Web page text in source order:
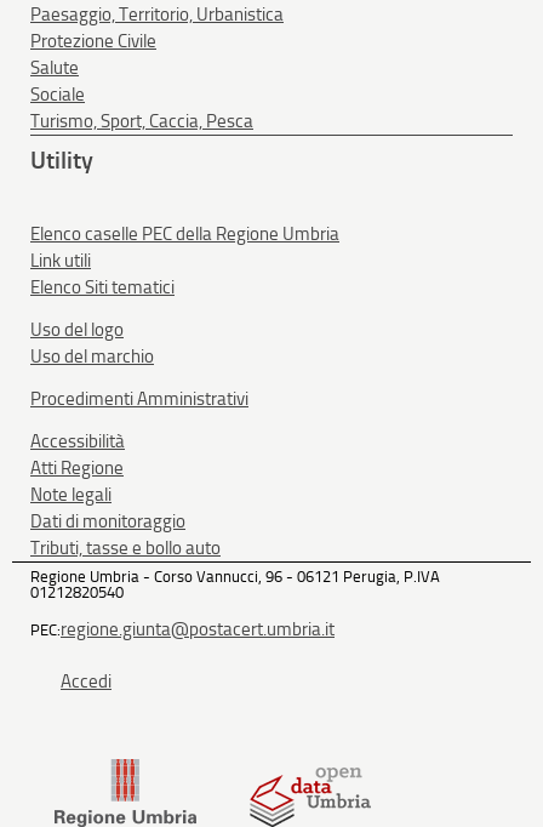
Paesaggio, Territorio, Urbanistica
Protezione Civile
Salute
Sociale
Turismo, Sport, Caccia, Pesca
Utility
Elenco caselle PEC della Regione Umbria
Link utili
Elenco Siti tematici
Uso del logo
Uso del marchio
Procedimenti Amministrativi
Accessibilità
Atti Regione
Note legali
Dati di monitoraggio
Tributi, tasse e bollo auto
Regione Umbria - Corso Vannucci, 96 - 06121 Perugia, P.IVA
01212820540
PEC:regione.giunta@postacert.umbria.it
Accedi